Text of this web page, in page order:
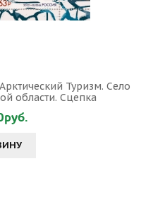
Туризм. Село
области. Сцепка